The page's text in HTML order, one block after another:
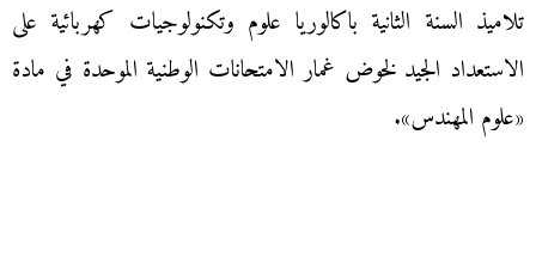
تلاميذ السنة الثانية باكالوريا علوم وتكنولوجيات كهربائية على
الاستعداد الجيد لخوض غمار الامتحانات الوطنية الموحدة في مادة
«علوم المهندس».